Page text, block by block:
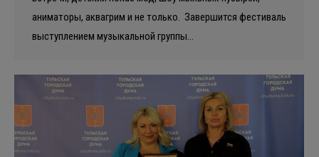
аниматоры, аквагрим и не только. Завершится фестиваль
выступлением музыкальной группы…